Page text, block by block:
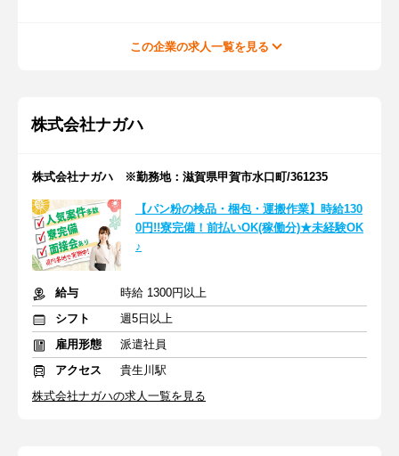
この企業の求人一覧を見る
株式会社ナガハ
株式会社ナガハ ※勤務地：滋賀県甲賀市水口町/361235
【パン粉の検品・梱包・運搬作業】時給130
0円!!寮完備！前払いOK(稼働分)★未経験OK
♪
給与
時給 1300円以上
シフト
週5日以上
雇用形態
派遣社員
アクセス
貴生川駅
株式会社ナガハの求人一覧を見る